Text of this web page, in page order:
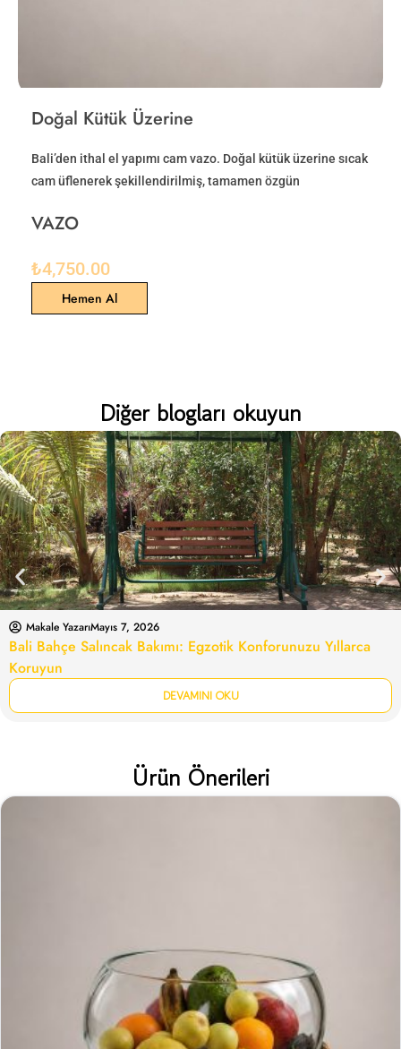
Doğal Kütük Üzerine
Bali’den ithal el yapımı cam vazo. Doğal kütük üzerine sıcak
cam üflenerek şekillendirilmiş, tamamen özgün
VAZO
₺4,750.00
Hemen Al
Diğer blogları okuyun
Makale YazarıMayıs 7, 2026
Bali Bahçe Salıncak Bakımı: Egzotik Konforunuzu Yıllarca
Koruyun
DEVAMINI OKU
Ürün Önerileri